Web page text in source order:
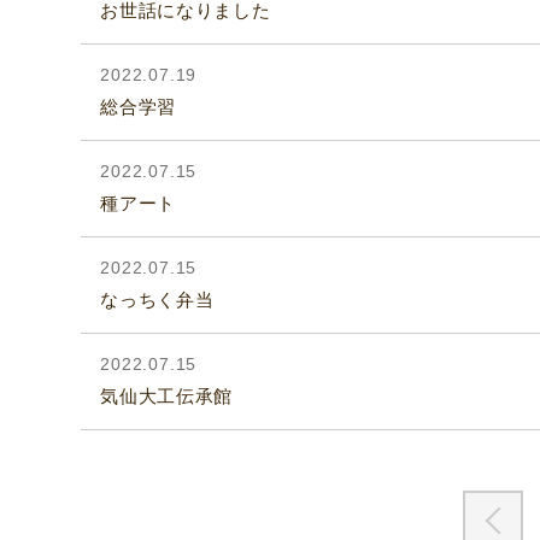
お世話になりました
2022.07.19
総合学習
2022.07.15
種アート
2022.07.15
なっちく弁当
2022.07.15
気仙大工伝承館